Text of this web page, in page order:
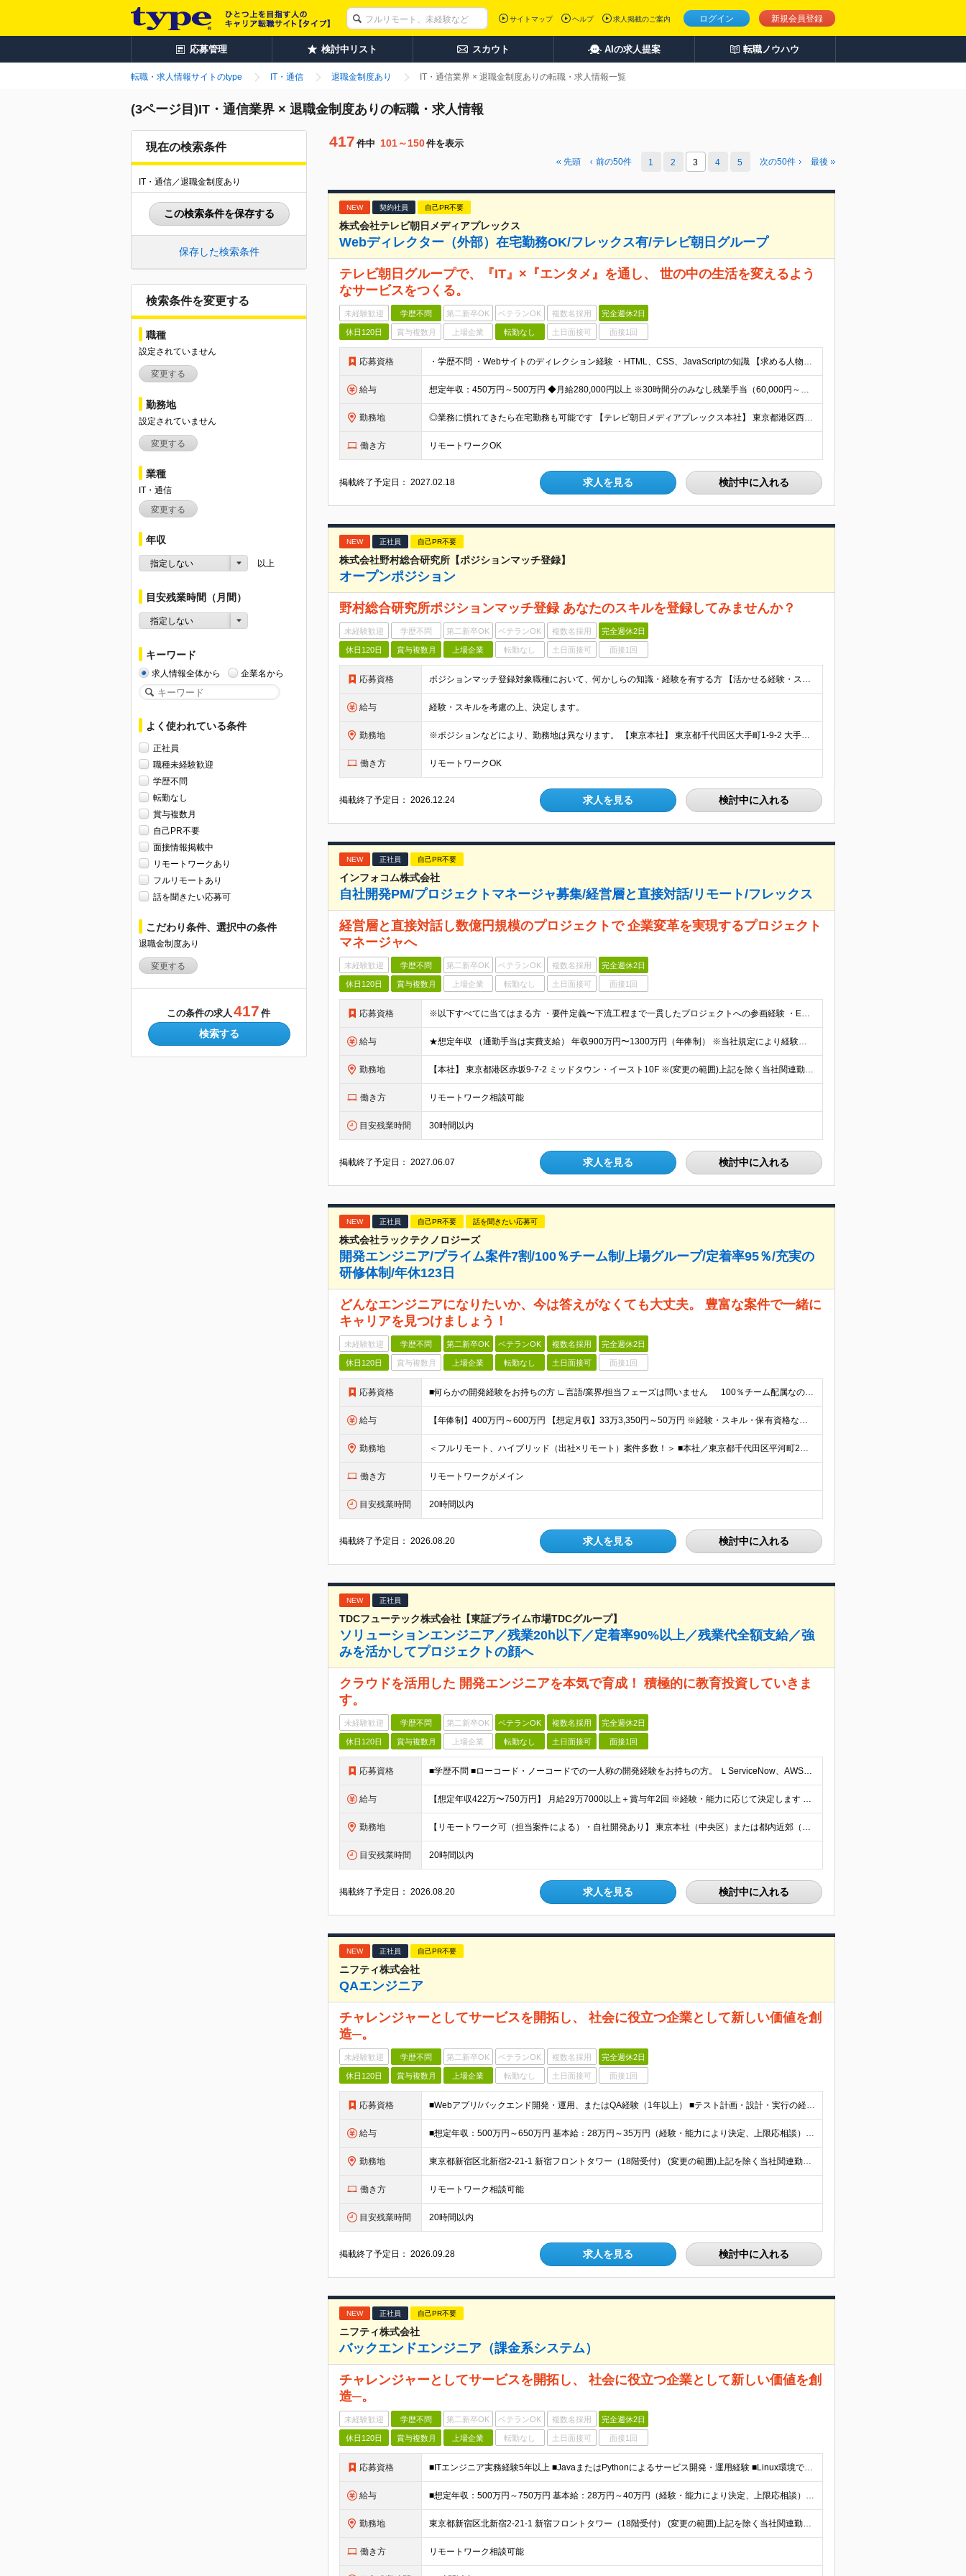
ログイン 新規会員登録
サイトマップ ヘルプ 求人掲載のご案内
応募管理 検討中リスト スカウト AIの求人提案 転職ノウハウ
転職・求人情報サイトのtype IT・通信 退職金制度あり IT・通信業界 × 退職金制度ありの転職・求人情報一覧
(3ページ目)IT・通信業界 × 退職金制度ありの転職・求人情報
現在の検索条件
IT・通信／退職金制度あり
この検索条件を保存する
保存した検索条件
検索条件を変更する
職種
設定されていません
変更する
勤務地
設定されていません
変更する
業種
IT・通信
変更する
年収
指定しない 以上
目安残業時間（月間）
指定しない
キーワード
求人情報全体から 企業名から
よく使われている条件
正社員
職種未経験歓迎
学歴不問
転勤なし
賞与複数月
自己PR不要
面接情報掲載中
リモートワークあり
フルリモートあり
話を聞きたい応募可
こだわり条件、選択中の条件
退職金制度あり
変更する
この条件の求人 417 件
検索する
417 件中 101～150件を表示
先頭 前の50件 1 2 3 4 5 次の50件 最後
NEW 契約社員 自己PR不要
株式会社テレビ朝日メディアプレックス
Webディレクター（外部）在宅勤務OK/フレックス有/テレビ朝日グループ
テレビ朝日グループで、『IT』×『エンタメ』を通し、 世の中の生活を変えるよう
なサービスをつくる。
未経験歓迎 学歴不問 第二新卒OK ベテランOK 複数名採用 完全週休2日
休日120日 賞与複数月 上場企業 転勤なし 土日面接可 面接1回
応募資格 ・学歴不問 ・Webサイトのディレクション経験 ・HTML、CSS、JavaScriptの知識 【求める人物像】 ・自分で何かを作り出して形にしていきたい方 ・何事にも積極的に取り組める方 ・人との
給与 想定年収：450万円～500万円 ◆月給280,000円以上 ※30時間分のみなし残業手当（60,000円～）を含む。超過分は別途支給。 ※経験・年齢・能力・前職給を考慮の上、当社規定により決定します
勤務地 ◎業務に慣れてきたら在宅勤務も可能です 【テレビ朝日メディアプレックス本社】 東京都港区西麻布1-2-9 EXタワー7階 ※転勤はありません
働き方 リモートワークOK
掲載終了予定日：2027.02.18 求人を見る 検討中に入れる
NEW 正社員 自己PR不要
株式会社野村総合研究所【ポジションマッチ登録】
オープンポジション
野村総合研究所ポジションマッチ登録 あなたのスキルを登録してみませんか？
未経験歓迎 学歴不問 第二新卒OK ベテランOK 複数名採用 完全週休2日
休日120日 賞与複数月 上場企業 転勤なし 土日面接可 面接1回
応募資格 ポジションマッチ登録対象職種において、何かしらの知識・経験を有する方 【活かせる経験・スキル】 ポジションマッチ登録対象職種に関連する知識・経験 ※該当ポジションが数多く存在する為、様々な経験が
給与 経験・スキルを考慮の上、決定します。
勤務地 ※ポジションなどにより、勤務地は異なります。 【東京本社】 東京都千代田区大手町1-9-2 大手町フィナンシャルシティ グランキューブ 【横浜総合センター】 横浜市西区みなとみらい4-4-1 横浜
働き方 リモートワークOK
掲載終了予定日：2026.12.24 求人を見る 検討中に入れる
NEW 正社員 自己PR不要
インフォコム株式会社
自社開発PM/プロジェクトマネージャ募集/経営層と直接対話/リモート/フレックス
経営層と直接対話し数億円規模のプロジェクトで 企業変革を実現するプロジェクト
マネージャへ
未経験歓迎 学歴不問 第二新卒OK ベテランOK 複数名採用 完全週休2日
休日120日 賞与複数月 上場企業 転勤なし 土日面接可 面接1回
応募資格 ※以下すべてに当てはまる方 ・要件定義〜下流工程まで一貫したプロジェクトへの参画経験 ・ERP製品の導入経験 ・大規模プロジェクトのマネジメント経験
給与 ★想定年収 （通勤手当は実費支給） 年収900万円〜1300万円（年俸制） ※当社規定により経験とスキルに応じた処遇を提示させていただきます。 ※入社後3カ月間は試用期間です。 ※年俸制となります。
勤務地 【本社】 東京都港区赤坂9-7-2 ミッドタウン・イースト10F ※(変更の範囲)上記を除く当社関連勤務地
働き方 リモートワーク相談可能
目安残業時間 30時間以内
掲載終了予定日：2027.06.07 求人を見る 検討中に入れる
NEW 正社員 自己PR不要 話を聞きたい応募可
株式会社ラックテクノロジーズ
開発エンジニア/プライム案件7割/100％チーム制/上場グループ/定着率95％/充実の
研修体制/年休123日
どんなエンジニアになりたいか、今は答えがなくても大丈夫。 豊富な案件で一緒に
キャリアを見つけましょう！
未経験歓迎 学歴不問 第二新卒OK ベテランOK 複数名採用 完全週休2日
休日120日 賞与複数月 上場企業 転勤なし 土日面接可 面接1回
応募資格 ■何らかの開発経験をお持ちの方 ∟言語/業界/担当フェーズは問いません 100％チーム配属なので、サポート体制が整っています！ ■学歴不問 ＜こんな想いを抱えている方大歓迎です！当社で叶えましょ
給与 【年俸制】400万円～600万円 【想定月収】33万3,350円～50万円 ※経験・スキル・保有資格などを考慮して決定します。 ※月額給与は年俸の12分の1を毎月支給します。 ※年俸には前払退職金、住
勤務地 ＜フルリモート、ハイブリッド（出社×リモート）案件多数！＞ ■本社／東京都千代田区平河町2丁目16番1号 平河町森タワー ※転居を伴う転勤はありません。 ■クライアント先（東京・神奈川・千葉・埼玉）
働き方 リモートワークがメイン
目安残業時間 20時間以内
掲載終了予定日：2026.08.20 求人を見る 検討中に入れる
NEW 正社員
TDCフューテック株式会社【東証プライム市場TDCグループ】
ソリューションエンジニア／残業20h以下／定着率90%以上／残業代全額⽀給／強
みを活かしてプロジェクトの顔へ
クラウドを活用した 開発エンジニアを本気で育成！ 積極的に教育投資していきま
す。
未経験歓迎 学歴不問 第二新卒OK ベテランOK 複数名採用 完全週休2日
休日120日 賞与複数月 上場企業 転勤なし 土日面接可 面接1回
応募資格 ■学歴不問 ■ローコード・ノーコードでの一人称の開発経験をお持ちの方。 ＬServiceNow、AWS、OutSystems、 kintone、 Azureなどのスキルを想定。 ★ServiceNo
給与 【想定年収422万〜750万円】 ⽉給29万7000以上＋賞与年2回 ※経験・能力に応じて決定します ※残業代は別途全額支給します ※試用期間3ヶ月（給与・待遇に差異はありません）
勤務地 【リモートワーク可（担当案件による）・自社開発あり】 東京本社（中央区）または都内近郊（新宿・大手町・横浜・大宮・品川）・大阪市・新潟市などのプロジェクト先 ※勤務先は相談して決定します。 ※転勤は
目安残業時間 20時間以内
掲載終了予定日：2026.08.20 求人を見る 検討中に入れる
NEW 正社員 自己PR不要
ニフティ株式会社
QAエンジニア
チャレンジャーとしてサービスを開拓し、 社会に役立つ企業として新しい価値を創
造─。
未経験歓迎 学歴不問 第二新卒OK ベテランOK 複数名採用 完全週休2日
休日120日 賞与複数月 上場企業 転勤なし 土日面接可 面接1回
応募資格 ■Webアプリ/バックエンド開発・運用、またはQA経験（1年以上） ■テスト計画・設計・実行の経験 ■JIRA、Redmine等での不具合管理経験 ■開発者・他部門とのコミュニケーション能力 ■学歴不
給与 ■想定年収：500万円～650万円 基本給：28万円～35万円（経験・能力により決定、上限応相談） 残業代：1分単位で別途支給 昇給：年2回（4月・10月） 賞与：年2回（6月・12月） ■試用期間
勤務地 東京都新宿区北新宿2-21-1 新宿フロントタワー（18階受付） (変更の範囲)上記を除く当社関連勤務地
働き方 リモートワーク相談可能
目安残業時間 20時間以内
掲載終了予定日：2026.09.28 求人を見る 検討中に入れる
NEW 正社員 自己PR不要
ニフティ株式会社
バックエンドエンジニア（課金系システム）
チャレンジャーとしてサービスを開拓し、 社会に役立つ企業として新しい価値を創
造─。
未経験歓迎 学歴不問 第二新卒OK ベテランOK 複数名採用 完全週休2日
休日120日 賞与複数月 上場企業 転勤なし 土日面接可 面接1回
応募資格 ■ITエンジニア実務経験5年以上 ■JavaまたはPythonによるサービス開発・運用経験 ■Linux環境での開発・運用経験 ■日本語能力試験N1レベルの日本語力 ■学歴不問 ＜こういった方を歓迎
給与 ■想定年収：500万円～750万円 基本給：28万円～40万円（経験・能力により決定、上限応相談） 残業代：1分単位で別途支給 昇給：年2回（4月・10月） 賞与：年2回（6月・12月） ■試用期間
勤務地 東京都新宿区北新宿2-21-1 新宿フロントタワー（18階受付） (変更の範囲)上記を除く当社関連勤務地
働き方 リモートワーク相談可能